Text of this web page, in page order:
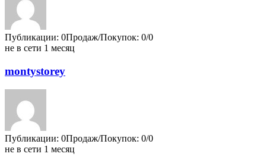
Публикации: 0Продаж/Покупок: 0/0
не в сети 1 месяц
montystorey
Публикации: 0Продаж/Покупок: 0/0
не в сети 1 месяц